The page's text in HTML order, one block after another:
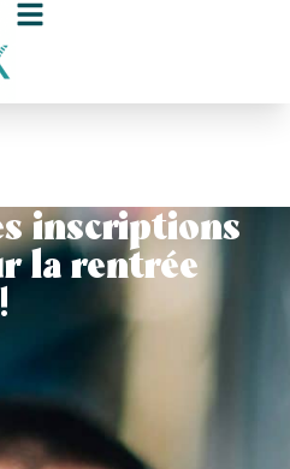
inscriptions
la rentrée